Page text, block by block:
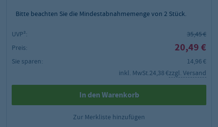
Bitte beachten Sie die Mindestabnahmemenge von 2 Stück.
UVP²:
35,45 €
Preis:
20,49 €
Sie sparen:
14,96 €
inkl. MwSt.24,38 €zzgl. Versand
In den Warenkorb
Zur Merkliste hinzufügen